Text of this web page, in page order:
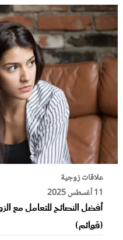
علاقات زوجية
11 أغسطس 2025
أفضل النصائح للتعامل مع
(قوائم)